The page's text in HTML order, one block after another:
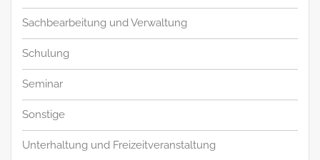
Sachbearbeitung und Verwaltung
Schulung
Seminar
Sonstige
Unterhaltung und Freizeitveranstaltung